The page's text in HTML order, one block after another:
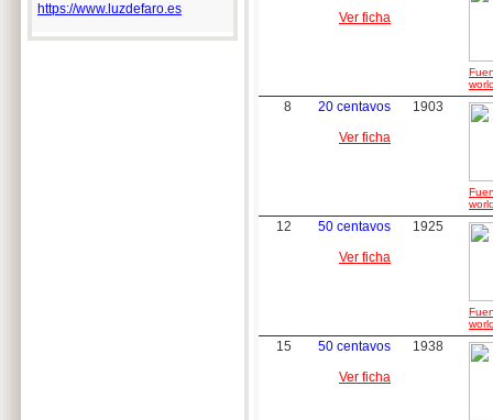
https://www.luzdefaro.es
Ver ficha
8
20 centavos
Ver ficha
1903
12
50 centavos
Ver ficha
1925
15
50 centavos
Ver ficha
1938